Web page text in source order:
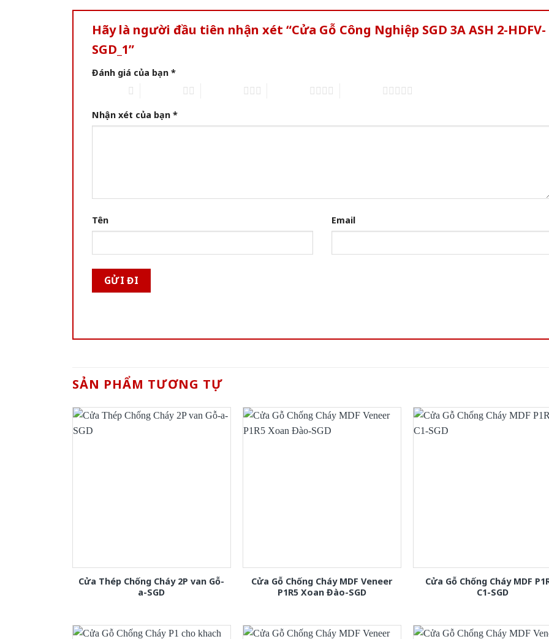
Hãy là người đầu tiên nhận xét “Cửa Gỗ Công Nghiệp SGD 3A ASH 2-HDFV-
SGD_1”
Đánh giá của bạn *
Nhận xét của bạn *
Tên Email
SẢN PHẨM TƯƠNG TỰ
Cửa Thép Chống Cháy 2P van Gỗ-
a-SGD
Cửa Gỗ Chống Cháy MDF Veneer
P1R5 Xoan Đào-SGD
Cửa Gỗ Chống Cháy MDF
C1-SGD